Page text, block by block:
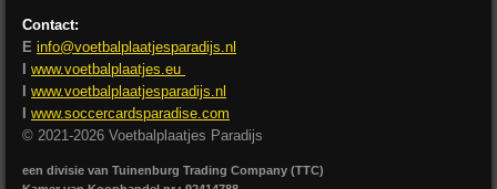
Contact:
E info@voetbalplaatjesparadijs.nl
I www.voetbalplaatjes.eu
I www.voetbalplaatjesparadijs.nl
I www.soccercardsparadise.com
© 2021-2026 Voetbalplaatjes Paradijs
een divisie van Tuinenburg Trading Company (TTC)